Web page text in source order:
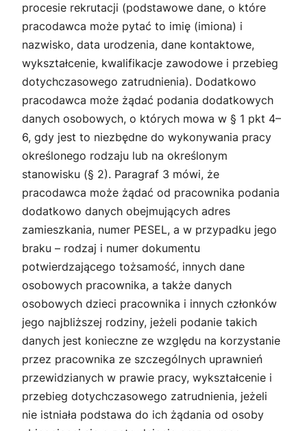
procesie rekrutacji (podstawowe dane, o które
pracodawca może pytać to imię (imiona) i
nazwisko, data urodzenia, dane kontaktowe,
wykształcenie, kwalifikacje zawodowe i przebieg
dotychczasowego zatrudnienia). Dodatkowo
pracodawca może żądać podania dodatkowych
danych osobowych, o których mowa w § 1 pkt 4–
6, gdy jest to niezbędne do wykonywania pracy
określonego rodzaju lub na określonym
stanowisku (§ 2). Paragraf 3 mówi, że
pracodawca może żądać od pracownika podania
dodatkowo danych obejmujących adres
zamieszkania, numer PESEL, a w przypadku jego
braku – rodzaj i numer dokumentu
potwierdzającego tożsamość, innych dane
osobowych pracownika, a także danych
osobowych dzieci pracownika i innych członków
jego najbliższej rodziny, jeżeli podanie takich
danych jest konieczne ze względu na korzystanie
przez pracownika ze szczególnych uprawnień
przewidzianych w prawie pracy, wykształcenie i
przebieg dotychczasowego zatrudnienia, jeżeli
nie istniała podstawa do ich żądania od osoby